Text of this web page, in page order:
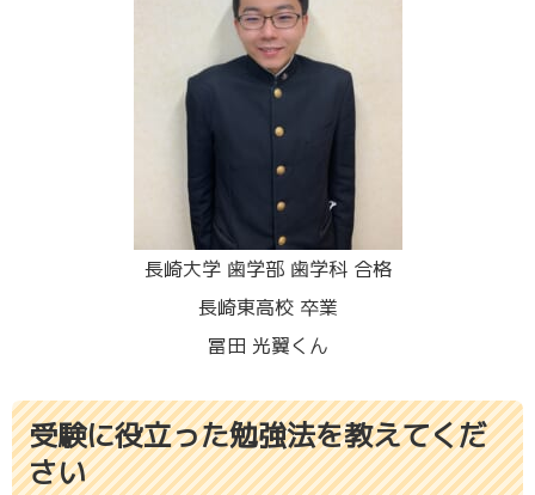
長崎大学 歯学部 歯学科 合格
長崎東高校 卒業
冨田 光翼くん
受験に役立った勉強法を教えてくだ
さい